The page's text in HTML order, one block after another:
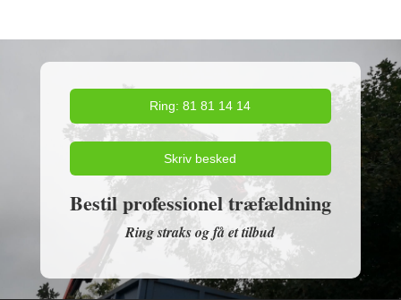
Ring: 81 81 14 14
Skriv besked
Bestil professionel træfældning
Ring straks og få et tilbud